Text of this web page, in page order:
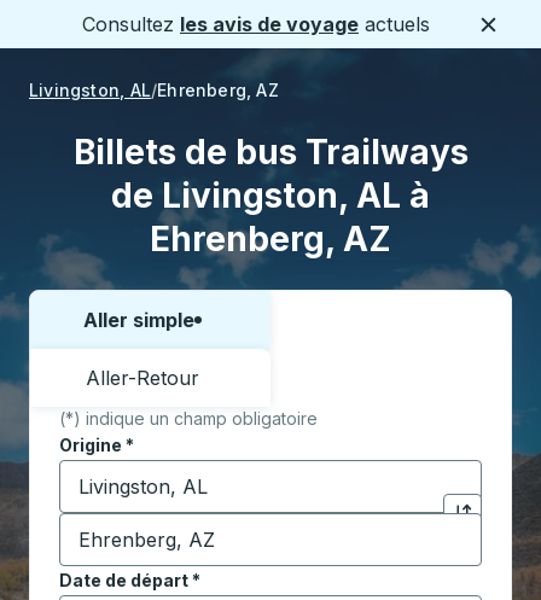
Consultez les avis de voyage actuels
Livingston, AL Ehrenberg, AZ
Billets de bus Trailways
de Livingston, AL à
Ehrenberg, AZ
Choisissez un sens ou un aller-retour:
Aller simple
Aller-Retour
(*) indique un champ obligatoire
Origine *
Commencez à saisir la ville d'origine pour ouvrir
Cliquez
Destination *
Commencez à saisir la ville de destination pour
Date de départ*
Tapez la date au format date Barre oblique du mois à